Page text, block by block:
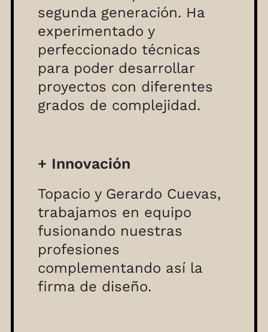
segunda generación. Ha
experimentado y
perfeccionado técnicas
para poder desarrollar
proyectos con diferentes
grados de complejidad.
+ Innovación
Topacio y Gerardo Cuevas,
trabajamos en equipo
fusionando nuestras
profesiones
complementando así la
firma de diseño.